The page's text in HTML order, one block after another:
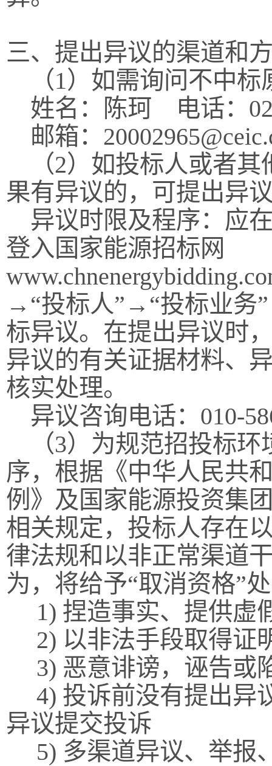
三、提出异议的渠道和
（1）如需询问不中标
姓名：陈珂 电话：
邮箱：
（2）如投标人或者其
果有异议的，可提出异
异议时限及程序：应
登入国家能源招标网
→“投标人”→“投标业务
标异议。在提出异议时
异议的有关证据材料、
核实处理。
异议咨询电话：010-
（3）为规范招投标环
序，根据《中华人民共
例》及国家能源投资集
相关规定，投标人存在
律法规和以非正常渠道
为，将给予“取消资格”
1) 捏造事实、提供虚
2) 以非法手段取得证
3) 恶意诽谤，诬告或
4) 投诉前没有提出异
异议提交投诉
5) 多渠道异议、举报